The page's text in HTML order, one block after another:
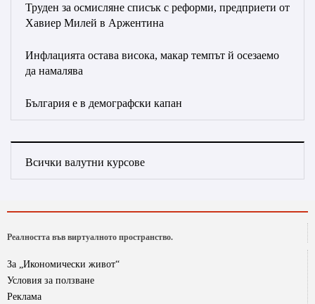
Труден за осмисляне списък с реформи, предприети от
Хавиер Милей в Аржентина
Инфлацията остава висока, макар темпът й осезаемо
да намалява
България е в демографски капан
Всички валутни курсове
Реалността във виртуалното пространство.
За „Икономически живот“
Условия за ползване
Реклама